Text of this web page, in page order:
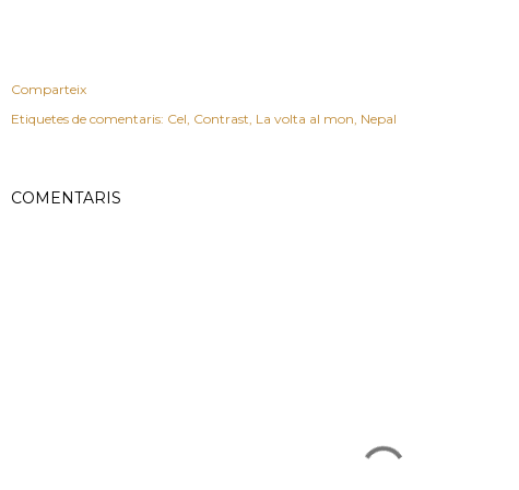
Comparteix
Etiquetes de comentaris: Cel Contrast La volta al mon Nepal
COMENTARIS